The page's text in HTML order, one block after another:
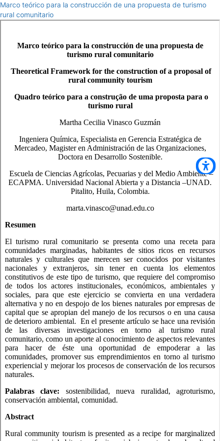
Marco teórico para la construcción de una propuesta de turismo
rural comunitario